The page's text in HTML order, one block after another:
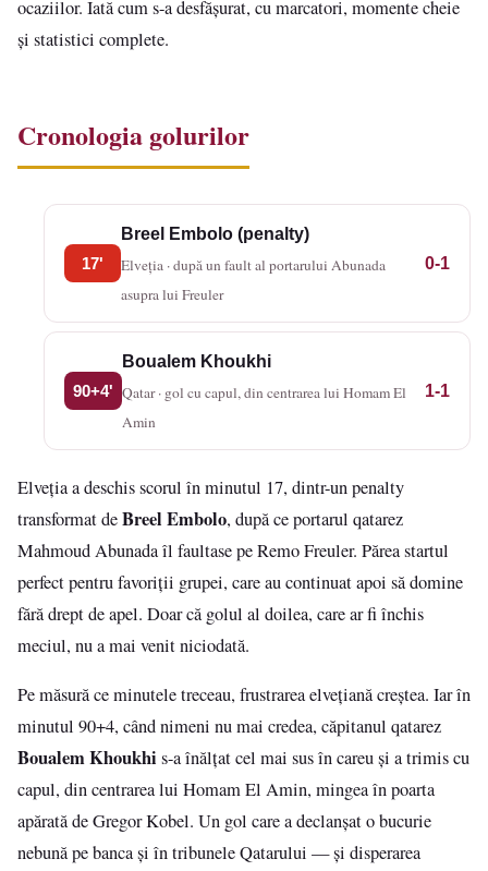
ocaziilor. Iată cum s-a desfășurat, cu marcatori, momente cheie
și statistici complete.
Cronologia golurilor
17'
Breel Embolo (penalty)
Elveția · după un fault al portarului Abunada
asupra lui Freuler
0-1
90+4'
Boualem Khoukhi
Qatar · gol cu capul, din centrarea lui Homam El
Amin
1-1
Elveția a deschis scorul în minutul 17, dintr-un penalty
transformat deBreel Embolo, după ce portarul qatarez
Mahmoud Abunada îl faultase pe Remo Freuler. Părea startul
perfect pentru favoriții grupei, care au continuat apoi să domine
fără drept de apel. Doar că golul al doilea, care ar fi închis
meciul, nu a mai venit niciodată.
Pe măsură ce minutele treceau, frustrarea elvețiană creștea. Iar în
minutul 90+4, când nimeni nu mai credea, căpitanul qatarez
Boualem Khoukhi s-a înălțat cel mai sus în careu și a trimis cu
capul, din centrarea lui Homam El Amin, mingea în poarta
apărată de Gregor Kobel. Un gol care a declanșat o bucurie
nebună pe banca și în tribunele Qatarului — și disperarea